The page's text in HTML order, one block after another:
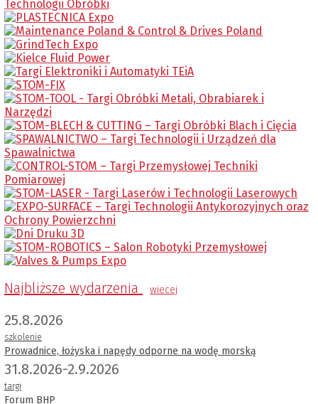
Najbliższe wydarzenia wiecej
25.8.2026
szkolenie
Prowadnice, łożyska i napędy odporne na wodę morską
31.8.2026-2.9.2026
targi
Forum BHP